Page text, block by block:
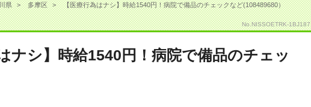
県 多摩区 【医療行為はナシ】時給1540円！病院で備品のチェックなど(108489680）
No.NISSOETRK-1BJ187
ナシ】時給1540円！病院で備品のチェッ